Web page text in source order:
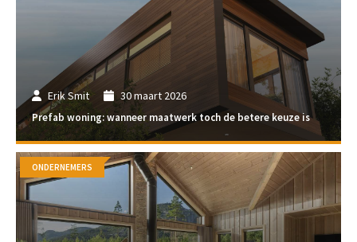
Erik Smit 30 maart 2026
Prefab woning: wanneer maatwerk toch de betere keuze is
ONDERNEMERS